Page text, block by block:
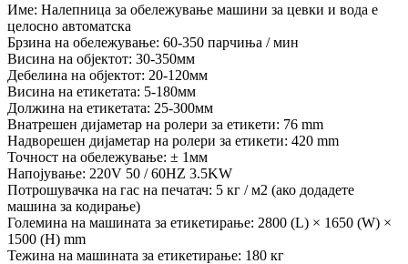
Име: Налепница за обележување машини за цевки и вода е
целосно автоматска
Брзина на обележување: 60-350 парчиња / мин
Висина на објектот: 30-350мм
Дебелина на објектот: 20-120мм
Висина на етикетата: 5-180мм
Должина на етикетата: 25-300мм
Внатрешен дијаметар на ролери за етикети: 76 mm
Надворешен дијаметар на ролери за етикети: 420 mm
Точност на обележување: ± 1мм
Напојување: 220V 50 / 60HZ 3.5KW
Потрошувачка на гас на печатач: 5 кг / м2 (ако додадете
машина за кодирање)
Големина на машината за етикетирање: 2800 (L) × 1650 (W) ×
1500 (H) mm
Тежина на машината за етикетирање: 180 кг